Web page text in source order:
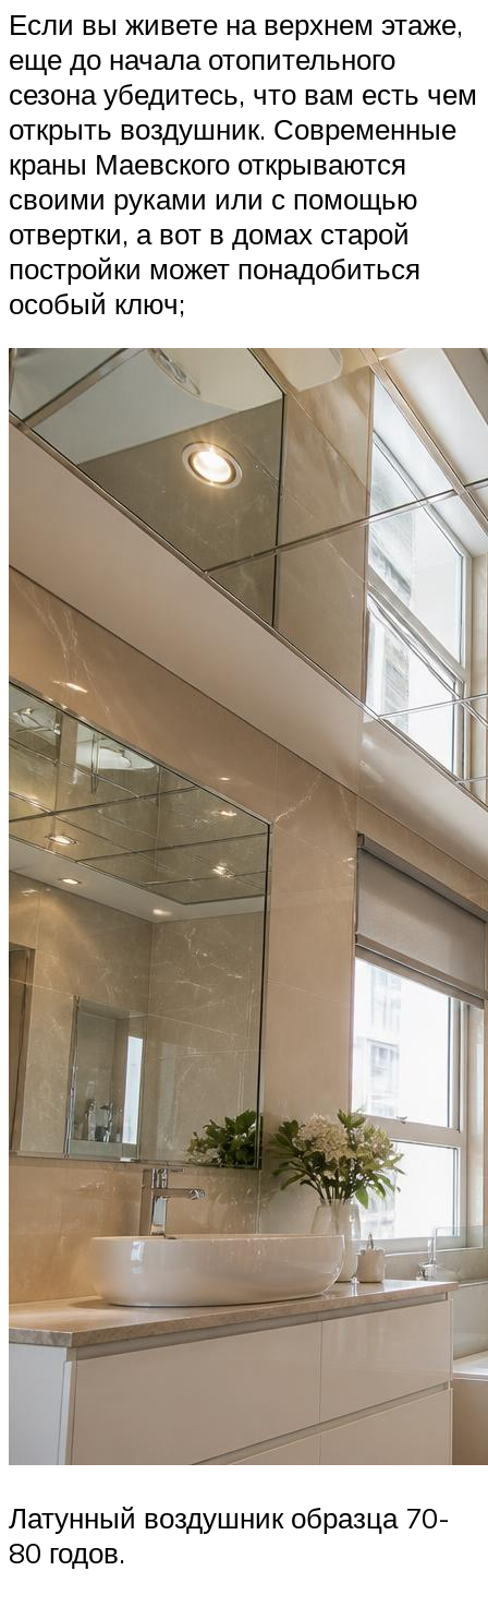
Если вы живете на верхнем этаже,
еще до начала отопительного
сезона убедитесь, что вам есть чем
открыть воздушник. Современные
краны Маевского открываются
своими руками или с помощью
отвертки, а вот в домах старой
постройки может понадобиться
особый ключ;
Латунный воздушник образца 70-
80 годов.